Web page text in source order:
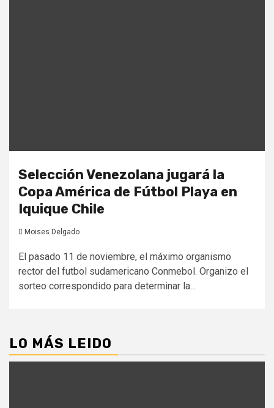
Selección Venezolana jugará la
Copa América de Fútbol Playa en
Iquique Chile
Moises Delgado
El pasado 11 de noviembre, el máximo organismo
rector del futbol sudamericano Conmebol. Organizo el
sorteo correspondido para determinar la...
LO MÁS LEIDO